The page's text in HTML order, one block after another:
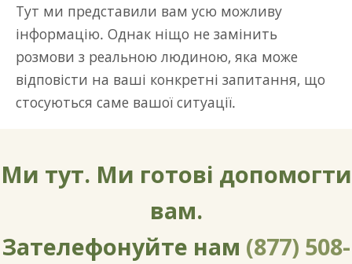
Тут ми представили вам усю можливу
інформацію. Однак ніщо не замінить
розмови з реальною людиною, яка може
відповісти на ваші конкретні запитання, що
стосуються саме вашої ситуації.
Ми тут. Ми готові допомогти
вам.
Зателефонуйте нам (877) 508-